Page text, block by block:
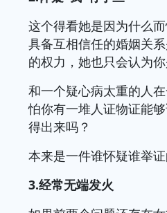
这个得看她是因为什么
具备互相信任的婚姻关
的权力，她也只会认为
和一个疑心病太重的人
怕你有一堆人证物证能
得出来吗？
本来是一件谁怀疑谁举
3.经常无端发火